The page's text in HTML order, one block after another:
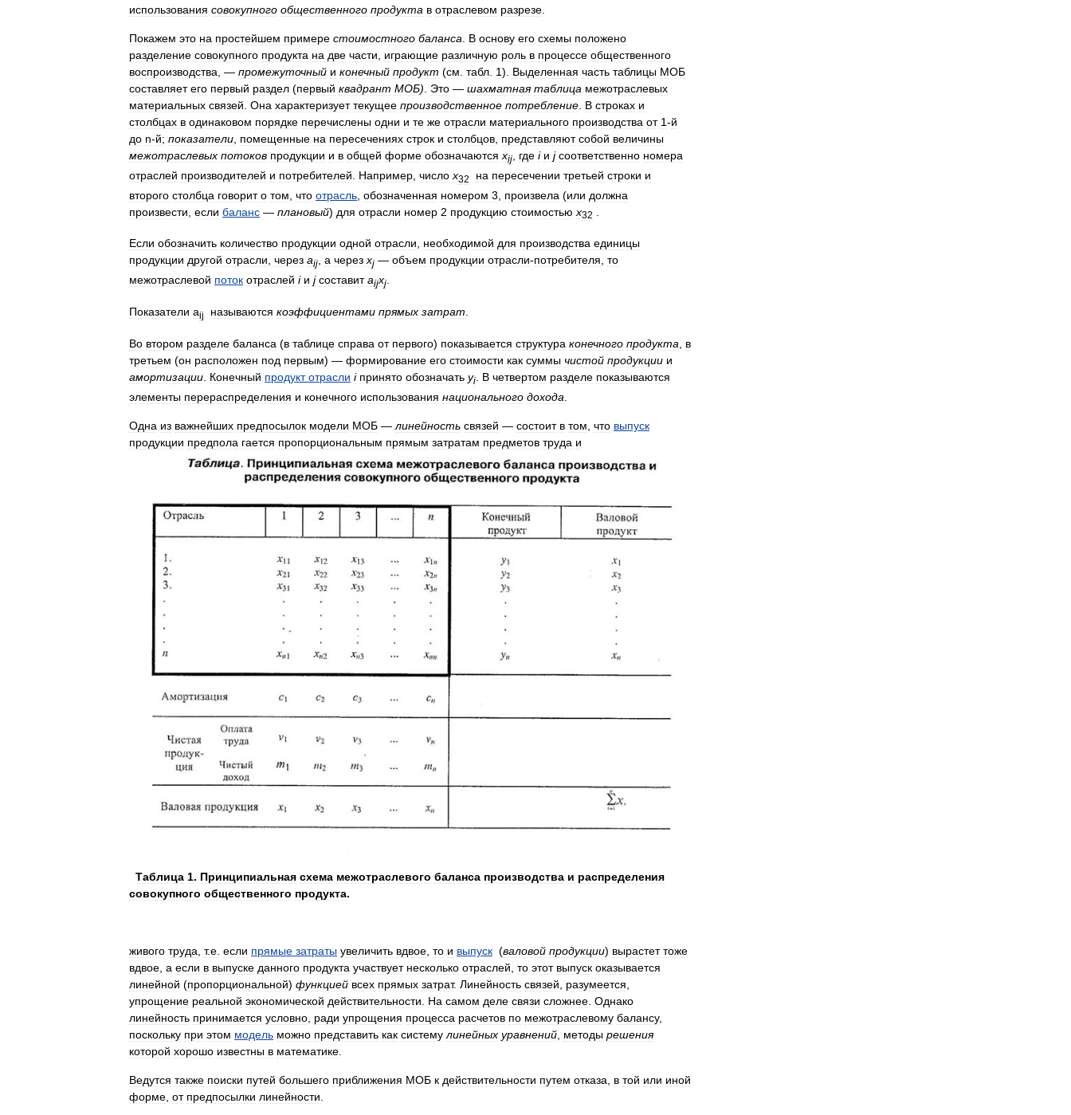
использования совокупного общественного продукта в отраслевом разрезе
Покажем это на простейшем примере стоимостного баланса В основу его схемы положено
разделение совокупного продукта на две части играющие различную роль в процессе общественного
воспроизводства , — промежуточный и конечный продукт (см табл 1). Выделенная часть таблицы МОБ
составляет его первый раздел (первый квадрант МОБ) Это — шахматная таблица межотраслевых
материальных связей Она характеризует текущее производственное потребление В строках и
столбцах в одинаковом порядке перечислены одни и те же отрасли материального производства от 1-й
до n-й; показатели помещенные на пересечениях строк и столбцов представляют собой величины
межотраслевых потоков продукции и в общей форме обозначаются xij где i и j соответственно номера
отраслей производителей и потребителей Например число x32 на пересечении третьей строки и
второго столбца говорит о том что отрасль обозначенная номером 3 произвела (или должна
произвести если баланс — плановый) для отрасли номер 2 продукцию стоимостью x32
Если обозначить количество продукции одной отрасли, необходимой для производства единицы
продукции другой отрасли, через aij, а через xj — объем продукции отрасли-потребителя­, то
межотраслевой поток отраслей i и j составит aijxj
Показатели aij называются коэффициентами прямых затрат
Во втором разделе баланса (в таблице справа от первого) показывается структура конечного продукта
в
третьем (он расположен под первым) — формирование его стоимости как суммы чистой продукции и
амортизации Конечный продукт отрасли i принято обозначать yi В четвертом разделе показываются
элементы перераспределения и конечного использования национального дохода
Одна из важнейших предпосылок модели МОБ — линейность связей — состоит в том что выпуск
продукции предпола гается пропорциональным прямым затратам предметов труда и
Таблица 1. Принципиальная схема межотраслевого баланса производства и распределения
совокупного общественного продукта.
живого труда т.е если прямые затраты увеличить вдвое то и выпуск (валовой продукции) вырастет тоже
вдвое а если в выпуске данного продукта участвует несколько отраслей то этот выпуск оказывается
линейной (пропорциональной) функцией всех прямых затрат. Линейность связей разумеется
упрощение реальной экономической действительности На самом деле связи сложнее Однако
линейность принимается условно ради упрощения процесса расчетов по межотраслевому балансу,
поскольку при этом модель можно представить как систему линейных уравнений методы решения
которой хорошо известны в математике
Ведутся также поиски путей большего приближения МОБ к действительности путем отказа в той или иной
форме от предпосылки линейности